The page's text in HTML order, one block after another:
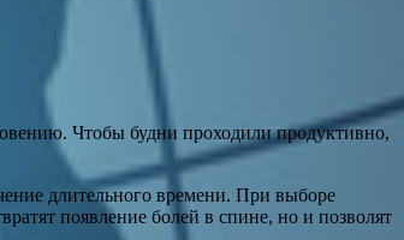
Чтобы будни проходили продуктивно,
длительного времени. При выборе
появление болей в спине, но и позволят